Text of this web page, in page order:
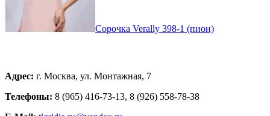
Сорочка Verally 398-1 (пион)
Адрес: г. Москва, ул. Монтажная, 7
Телефоны: 8 (965) 416-73-13, 8 (926) 558-78-38